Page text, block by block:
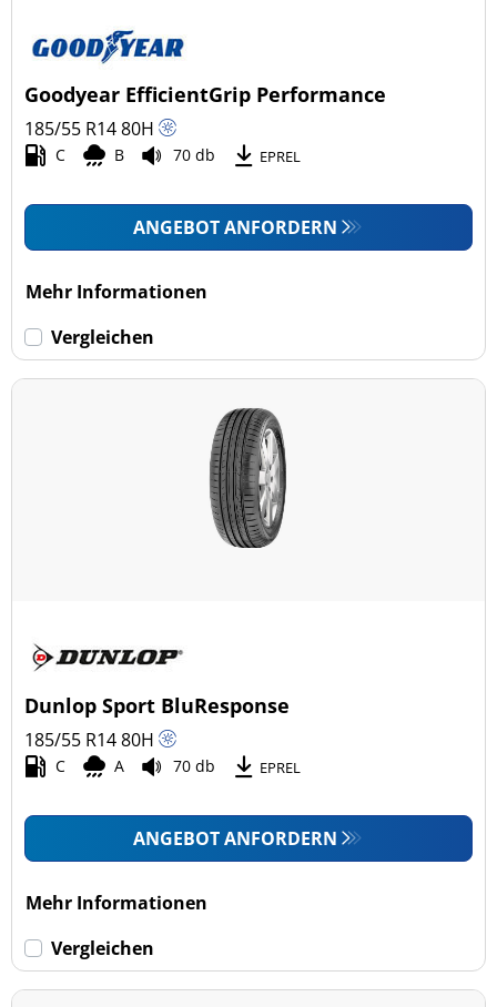
Goodyear EfficientGrip Performance
185/55 R1480H
C B 70 db EPREL
ANGEBOT ANFORDERN
Mehr Informationen
Vergleichen
Dunlop Sport BluResponse
185/55 R1480H
C A 70 db EPREL
ANGEBOT ANFORDERN
Mehr Informationen
Vergleichen